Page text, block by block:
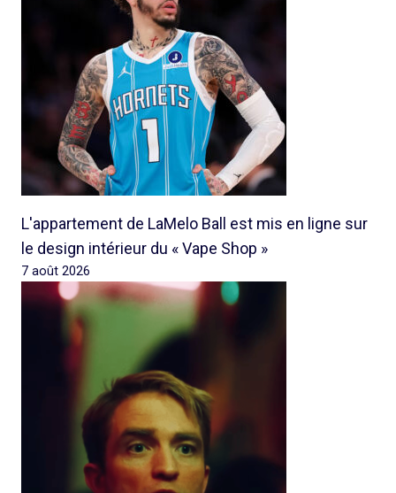
L'appartement de LaMelo Ball est mis en ligne sur
le design intérieur du « Vape Shop »
7 août 2026